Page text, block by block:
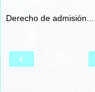
Derecho de
‹